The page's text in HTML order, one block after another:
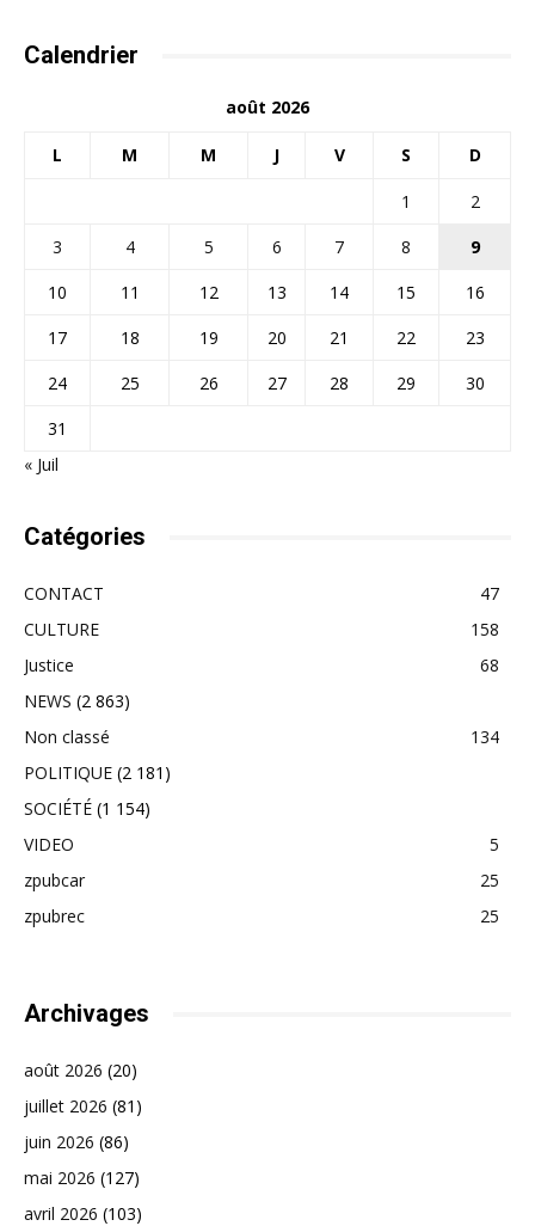
Calendrier
août 2026
L M M J V S D
1
2
3
4 5 6 7 8
9
10
11 12 13 14 15
16
17
18 19 20 21 22
23
24
25 26 27 28 29
30
31
« Juil
Catégories
CONTACT
47
CULTURE
158
Justice
68
NEWS (2 863)
Non classé
134
POLITIQUE (2 181)
SOCIÉTÉ (1 154)
VIDEO
5
zpubcar
25
zpubrec
25
Archivages
août 2026 (20)
juillet 2026 (81)
juin 2026 (86)
mai 2026 (127)
avril 2026 (103)